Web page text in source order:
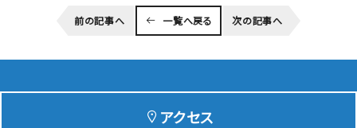
Course コース紹介
School Life 学校生活
前の記事へ 一覧へ戻る 次の記事へ
アクセス